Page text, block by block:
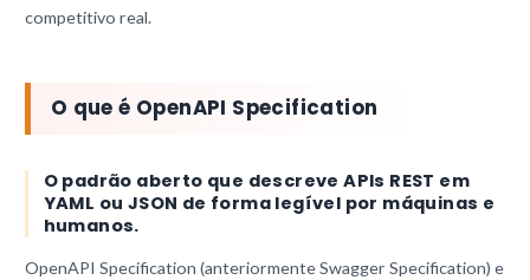
competitivo real.
O que é OpenAPI Specification
O padrão aberto que descreve APIs REST em
YAML ou JSON de forma legível por máquinas e
humanos.
OpenAPI Specification (anteriormente Swagger Specification) e